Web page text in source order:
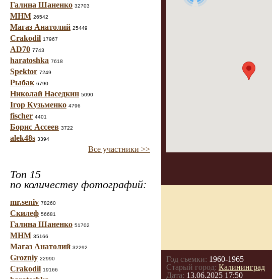
Галина Шаненко 32703
МНМ 26542
Магаз Анатолий 25449
Crakodil 17967
AD70 7743
haratoshka 7618
Spektor 7249
Рыбак 6790
Николай Наседкин 5090
Ігор Кузьменко 4796
fischer 4401
Борис Ассеев 3722
alek48s 3394
Все участники >>
Топ 15
по количеству фотографий:
mr.seniv 78260
Скилеф 56681
Галина Шаненко 51702
МНМ 35166
Магаз Анатолий 32292
Grozniy 22990
Crakodil 19166
Год съемки: 1960-1965
Старый город: Калининград
Дата: 13.06.2025 17:50